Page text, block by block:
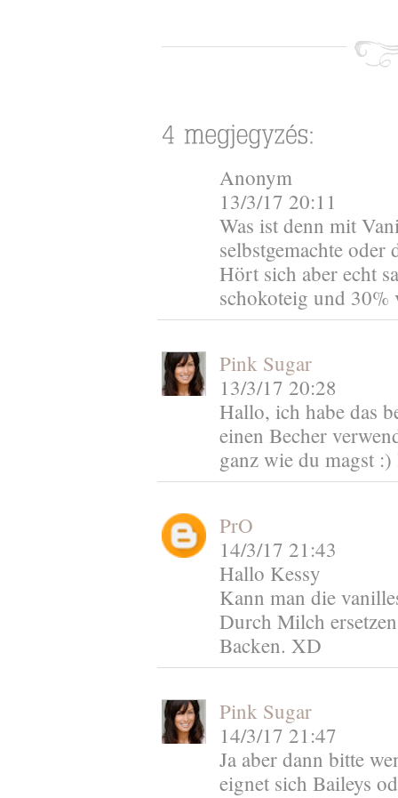
Anonym
13/3/17 20:11
Was ist denn mit
selbstgemachte oder
Hört sich aber echt
schokoteig und
Pink Sugar
13/3/17 20:28
Hallo, ich habe das
einen Becher
ganz wie du magst
PrO
14/3/17 21:43
Hallo Kessy
Kann man die
Durch Milch
Backen. XD
Pink Sugar
14/3/17 21:47
Ja aber dann bitte
eignet sich Baileys